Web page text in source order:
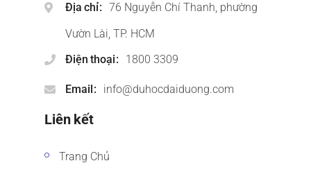
Địa chỉ
76 Nguyễn Chí Thanh, phường
Vườn Lài, TP. HCM
Điện thoại
1800 3309
Email info@duhocdaiduong.com
Liên kết
Trang Chủ